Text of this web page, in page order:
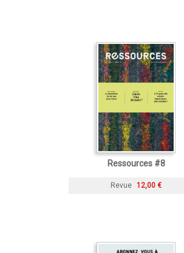
Ressources #8
Revue 12,00 €